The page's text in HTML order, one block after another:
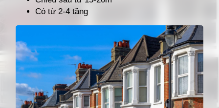
Có từ 2-4 tầng